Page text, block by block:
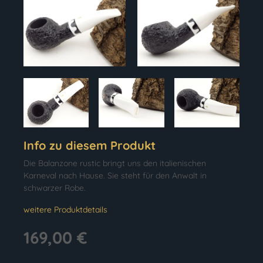
Info zu diesem Produkt
Die Balanzone rustic bringt uns den italienischen
Karneval nach Hause. Sie steht für den Anwalt in
schwarzer Robe.
weitere Produktdetails
169,00 €